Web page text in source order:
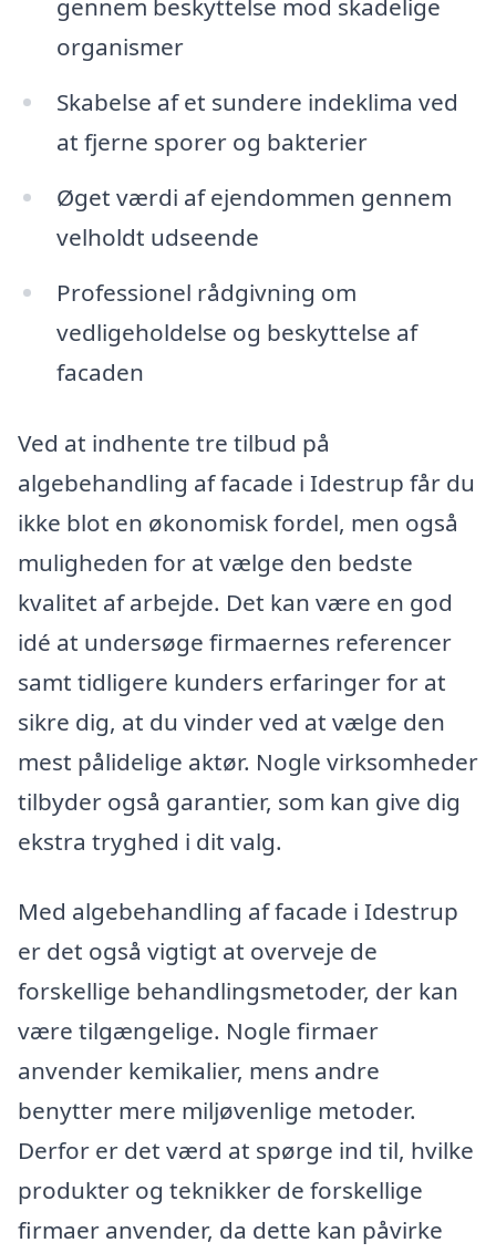
gennem beskyttelse mod skadelige
organismer
Skabelse af et sundere indeklima ved
at fjerne sporer og bakterier
Øget værdi af ejendommen gennem
velholdt udseende
Professionel rådgivning om
vedligeholdelse og beskyttelse af
facaden
Ved at indhente tre tilbud på
algebehandling af facade i Idestrup får du
ikke blot en økonomisk fordel, men også
muligheden for at vælge den bedste
kvalitet af arbejde. Det kan være en god
idé at undersøge firmaernes referencer
samt tidligere kunders erfaringer for at
sikre dig, at du vinder ved at vælge den
mest pålidelige aktør. Nogle virksomheder
tilbyder også garantier, som kan give dig
ekstra tryghed i dit valg.
Med algebehandling af facade i Idestrup
er det også vigtigt at overveje de
forskellige behandlingsmetoder, der kan
være tilgængelige. Nogle firmaer
anvender kemikalier, mens andre
benytter mere miljøvenlige metoder.
Derfor er det værd at spørge ind til, hvilke
produkter og teknikker de forskellige
firmaer anvender, da dette kan påvirke